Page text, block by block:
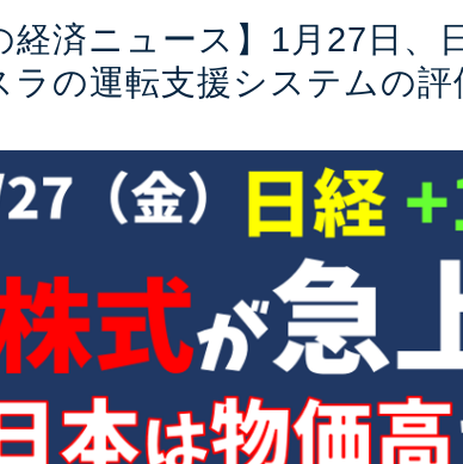
経済ニュース】1月27日、
ラの運転支援システムの評